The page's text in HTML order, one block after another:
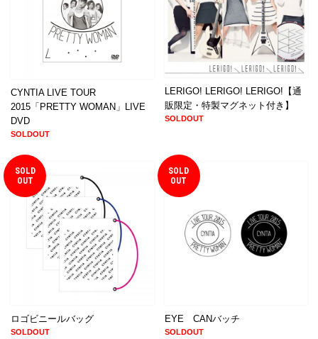
CYNTIA LIVE TOUR
2015「PRETTY WOMAN」LIVE
DVD
SOLDOUT
LERIGO! LERIGO! LERIGO!【通
販限定・特製マグネット付き】
SOLDOUT
SOLD
OUT
ロゴビニールバッグ
SOLDOUT
SOLD
OUT
EYE CANバッチ
SOLDOUT